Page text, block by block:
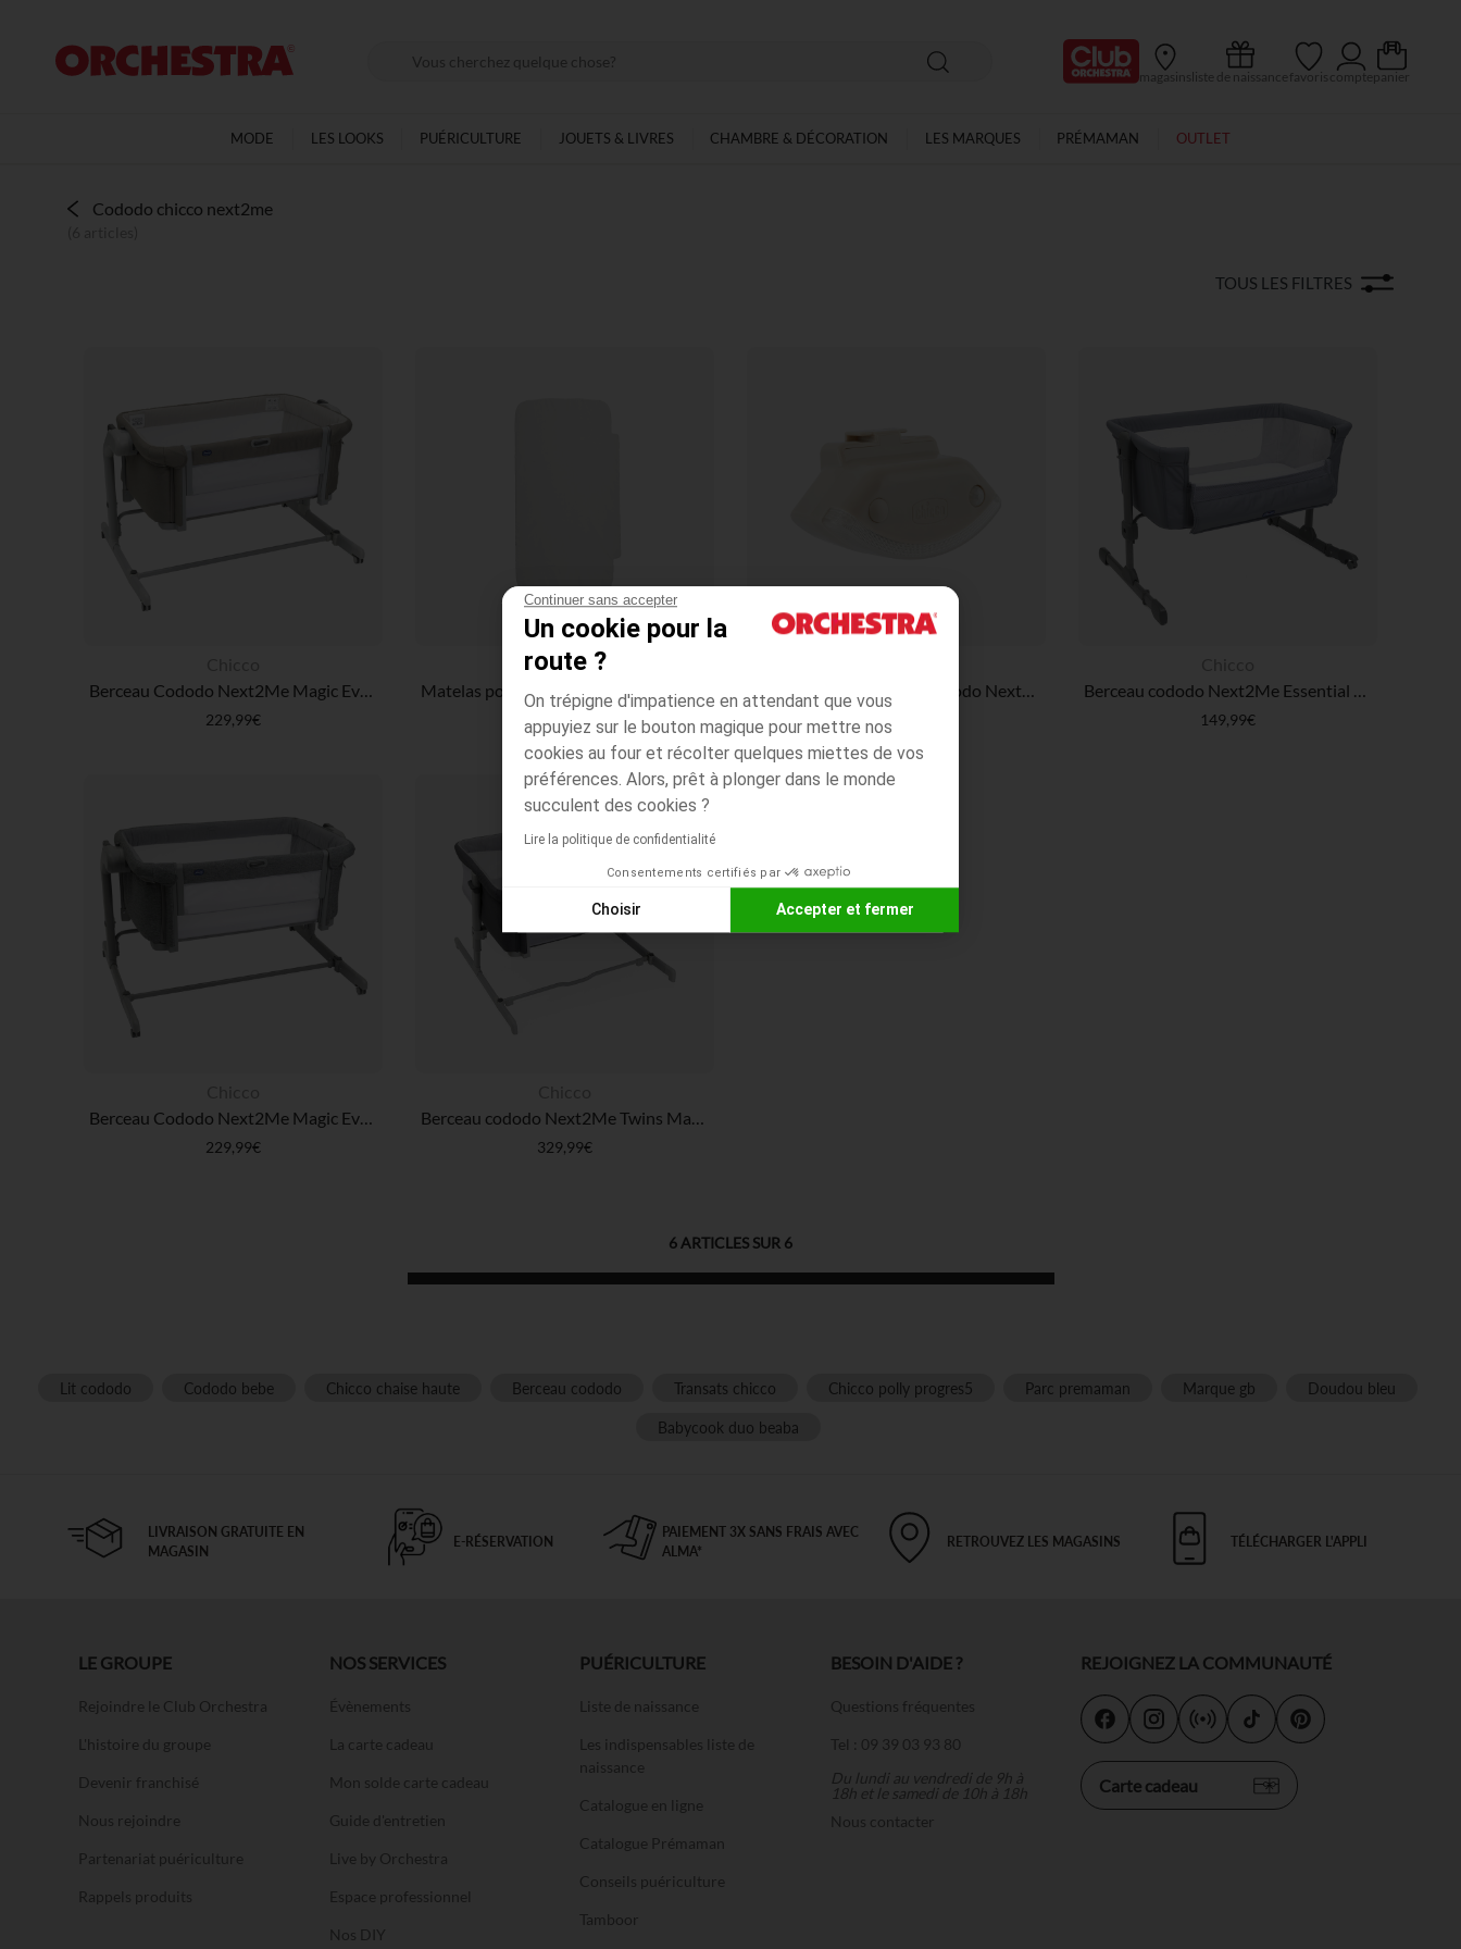
Continuer sans accepter
Un cookie pour la
route ?
On trépigne d'impatience en attendant que vous
appuyiez sur le bouton magique pour mettre nos
cookies au four et récolter quelques miettes de vos
préférences. Alors, prêt à plonger dans le monde
succulent des cookies ?
Lire la politique de confidentialité
Consentements certifiés par
Choisir Accepter et fermer
Axeptio consent
Plateforme de Gestion du Consentement : Personnalisez vos Options
Notre plateforme vous permet d'adapter et de gérer vos paramètres de confidentialité, en garantissant la conformité avec
Ma Carte Club
magasins liste de naissance favoris compte panier
MODE LES LOOKS PUÉRICULTURE JOUETS & LIVRES CHAMBRE & DÉCORATION LES MARQUES PRÉMAMAN OUTLET
Cododo chicco next2me
TOUS LES FILTRES
Berceau Cododo Next2Me Magic Evo Desert Taupe
229,99€
Chicco
84,99€
Veilleuse pour berceau cododo Next2Me Armonia
29,99€
Berceau cododo Next2Me Essential - Stone Relux
149,99€
Berceau Cododo Next2Me Magic Evo Dark Grey
229,99€
Berceau cododo Next2Me Twins Magnet grey
329,99€
6 ARTICLES SUR 6
Lit cododo Cododo bebe Chicco chaise haute Berceau cododo Transats chicco Chicco polly progres5 Parc premaman Marque gb
Doudou bleu
Babycook duo beaba
LIVRAISON GRATUITE EN
MAGASIN
E-RÉSERVATION
PAIEMENT 3X SANS FRAIS AVEC
ALMA*
RETROUVEZ LES MAGASINS TÉLÉCHARGER L'APPLI
LE GROUPE
Rejoindre le Club Orchestra
L'histoire du groupe
Devenir franchisé
Nous rejoindre
Partenariat puériculture
Rappels produits
NOS SERVICES
Évènements
La carte cadeau
Mon solde carte cadeau
Guide d'entretien
Live by Orchestra
Espace professionnel
Nos DIY
PUÉRICULTURE
Liste de naissance
Les indispensables liste de
naissance
Catalogue en ligne
Catalogue Prémaman
Conseils puériculture
Tamboor
BESOIN D'AIDE ?
Questions fréquentes
Tel : 09 39 03 93 80
Du lundi au vendredi de 9h à
18h et le samedi de 10h à 18h
Nous contacter
REJOIGNEZ LA COMMUNAUTÉ
Carte cadeau